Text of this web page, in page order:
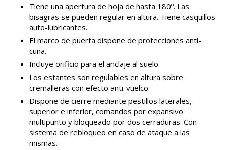
Tiene una apertura de hoja de hasta 180º. Las
bisagras se pueden regular en altura. Tiene casquillos
auto-lubricantes.
El marco de puerta dispone de protecciones anti-
cuña.
Incluye orificio para el anclaje al suelo.
Los estantes son regulables en altura sobre
cremalleras con efecto anti-vuelco.
Dispone de cierre mediante pestillos laterales,
superior e inferior, comandos por expansivo
multipunto y bloqueado por dos cerraduras. Con
sistema de rebloqueo en caso de ataque a las
mismas.